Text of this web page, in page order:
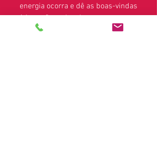
energia ocorra e dê as boas-vindas
à imersão na luz do amor
incondicional. Você é solicitado a